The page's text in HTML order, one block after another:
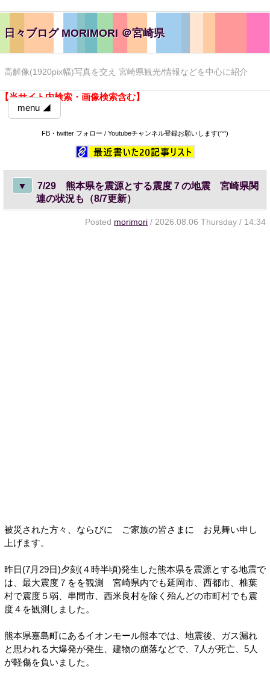
日々ブログ MORIMORI ＠宮崎県
高解像(1920pix幅)写真を交え 宮崎県観光/情報などを中心に紹介
【当サイト内検索・画像検索含む】
menu ◢
FB・twitter フォロー / Youtubeチャンネル登録お願いします(^^)
▼
7/29 熊本県を震源とする震度７の地震 宮崎県関
連の状況も（8/7更新）
Posted morimori / 2026.08.06 Thursday / 14:34
被災された方々、ならびに ご家族の皆さまに お見舞い申し
上げます。
昨日(7月29日)夕刻(４時半頃)発生した熊本県を震源とする地震で
は、最大震度７をを観測 宮崎県内でも延岡市、西都市、椎葉
村で震度５弱、串間市、西米良村を除く殆んどの市町村でも震
度４を観測しました。
熊本県嘉島町にあるイオンモール熊本では、地震後、ガス漏れ
と思われる大爆発が発生、建物の崩落などで、7人が死亡、5人
が軽傷を負いました。